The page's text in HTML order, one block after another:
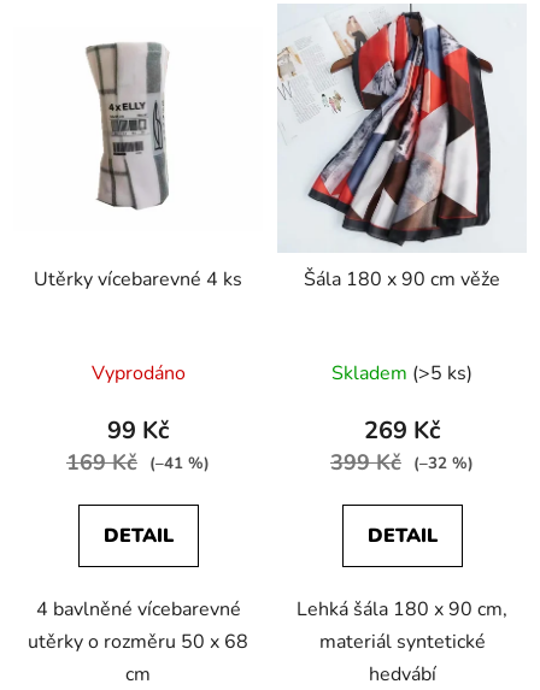
Utěrky vícebarevné 4 ks
Vyprodáno
99 Kč
169 Kč (–41 %)
DETAIL
4 bavlněné vícebarevné
utěrky o rozměru 50 x 68
cm
Šála 180 x 90 cm věže
Skladem (>5 ks)
269 Kč
399 Kč (–32 %)
DETAIL
Lehká šála 180 x 90 cm,
materiál syntetické
hedvábí